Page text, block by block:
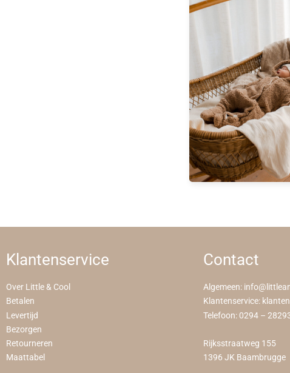
Klantenservice
Over Little & Cool
Betalen
Levertijd
Bezorgen
Retourneren
Maattabel
Contact
Algemeen:
Klantenservice:
Telefoon: 0294 –
Rijksstraatweg 155
1396 JK Baambrugge